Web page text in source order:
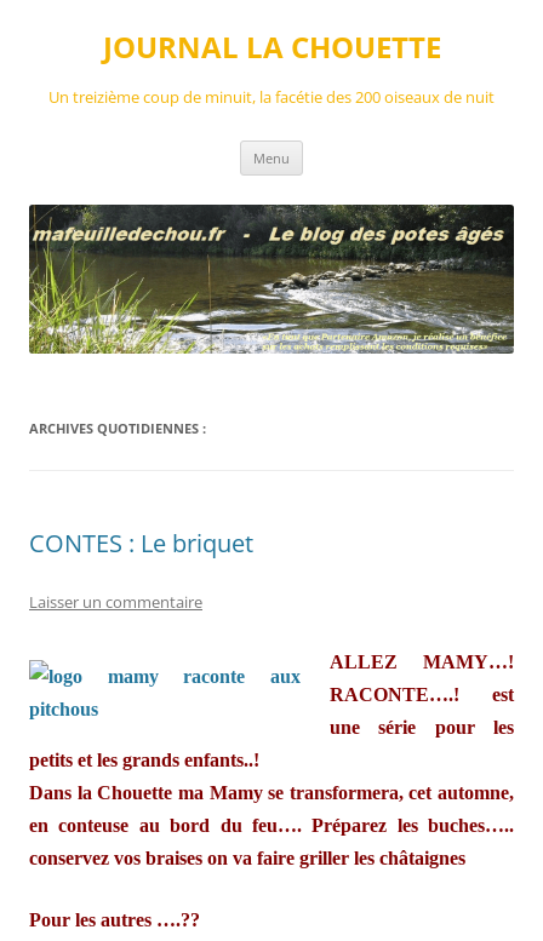
JOURNAL LA CHOUETTE
Un treizième coup de minuit, la facétie des 200 oiseaux de nuit
Menu
ARCHIVES QUOTIDIENNES :
CONTES : Le briquet
Laisser un commentaire
ALLEZ MAMY…!
RACONTE….! est
une série pour les
petits et les grands enfants..!
Dans la Chouette ma Mamy se transformera, cet automne,
en conteuse au bord du feu…. Préparez les buches…..
conservez vos braises on va faire griller les châtaignes
Pour les autres ….??